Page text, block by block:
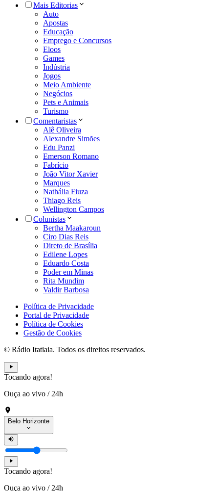
Mais Editorias
Auto
Apostas
Educação
Emprego e Concursos
Eloos
Games
Indústria
Jogos
Meio Ambiente
Negócios
Pets e Animais
Turismo
Comentaristas
Alê Oliveira
Alexandre Simões
Edu Panzi
Emerson Romano
Fabrício
João Vitor Xavier
Marques
Nathália Fiuza
Thiago Reis
Wellington Campos
Colunistas
Bertha Maakaroun
Ciro Dias Reis
Direto de Brasília
Edilene Lopes
Eduardo Costa
Poder em Minas
Rita Mundim
Valdir Barbosa
Política de Privacidade
Portal de Privacidade
Política de Cookies
Gestão de Cookies
© Rádio Itatiaia. Todos os direitos reservados.
Tocando agora!
Ouça ao vivo / 24h
Belo Horizonte
Tocando agora!
Ouça ao vivo / 24h